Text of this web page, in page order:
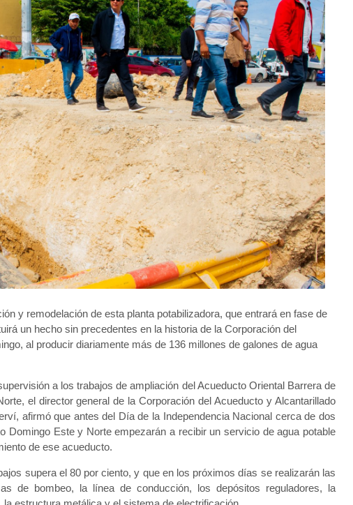
y remodelación de esta planta potabilizadora, que entrará en fase de
un hecho sin precedentes en la historia de la Corporación del
al producir diariamente más de 136 millones de galones de agua
a los trabajos de ampliación del Acueducto Oriental Barrera de
el director general de la Corporación del Acueducto y Alcantarillado
afirmó que antes del Día de la Independencia Nacional cerca de dos
Domingo Este y Norte empezarán a recibir un servicio de agua potable
de ese acueducto.
supera el 80 por ciento, y que en los próximos días se realizarán las
de bombeo, la línea de conducción, los depósitos reguladores, la